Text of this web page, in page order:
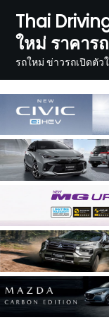
content
Thai
ใหม่ ราคารถ
รถใหม่ ข่าวรถเปิดตัว